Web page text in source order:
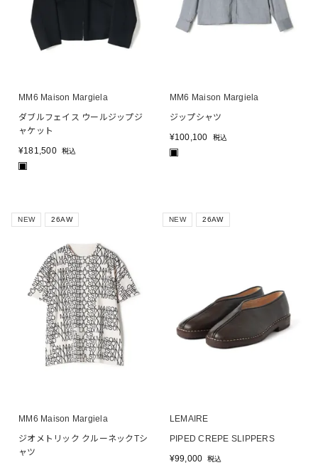
MM6 Maison Margiela
ダブルフェイス ウールジップジ
ャケット
¥181,500 税込
MM6 Maison Margiela
ジップシャツ
¥100,100 税込
NEW 26AW
MM6 Maison Margiela
ジオメトリック クルーネックTシ
ャツ
NEW 26AW
LEMAIRE
PIPED CREPE SLIPPERS
¥99,000 税込